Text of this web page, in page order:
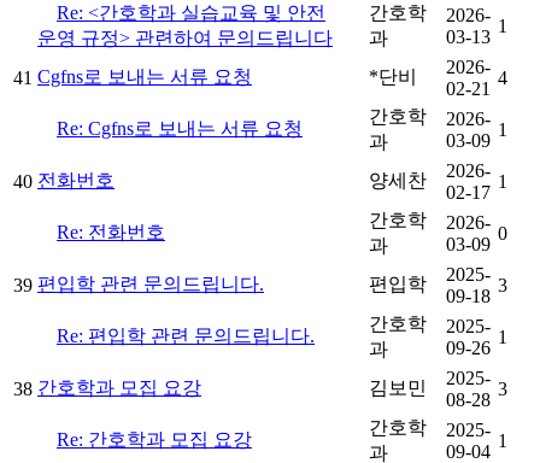
Re: <간호학과 실습교육 및 안전
운영 규정> 관련하여 문의드립니다
간호학
과
2026-
03-13
1
41 Cgfns로 보내는 서류 요청 *단비
2026-
02-21
4
Re: Cgfns로 보내는 서류 요청
간호학
과
2026-
03-09
1
40 전화번호 양세찬
2026-
02-17
1
Re: 전화번호
간호학
과
2026-
03-09
0
39 편입학 관련 문의드립니다. 편입학
2025-
09-18
3
Re: 편입학 관련 문의드립니다.
간호학
과
2025-
09-26
1
38 간호학과 모집 요강 김보민
2025-
08-28
3
Re: 간호학과 모집 요강
간호학
과
2025-
09-04
1